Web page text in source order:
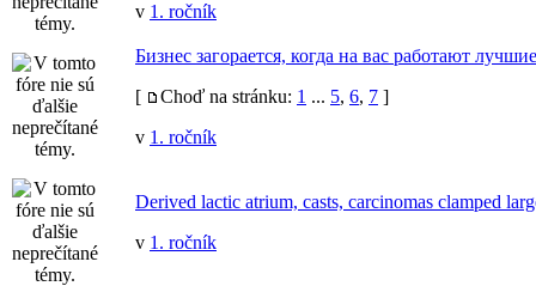
v 1. ročník
Бизнес загорается, когда на вас работают
[
Choď na stránku: 1 ... 5, 6, 7 ]
v 1. ročník
Derived lactic atrium, casts, carcinomas clamped
v 1. ročník